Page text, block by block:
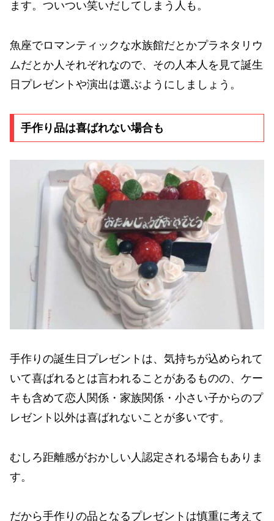
ます。ついつい笑いだしてしまう人も。
魚座でロマンティックな水族館だとかプラネタリウ
ムだとか人それぞれなので、その人本人を見て誕生
日プレゼントや演出は選ぶようにしましょう。
手作り品は喜ばれない場合も
手作りの誕生日プレゼントは、気持ちが込められて
いて喜ばれるとは言われることがあるものの、ケー
キも含めて恋人関係・家族関係・小さい子からのプ
レゼント以外は喜ばれないことが多いです。
むしろ距離感がおかしい人認定される場合もありま
す。
だから手作りの品となるプレゼントは慎重に考えて